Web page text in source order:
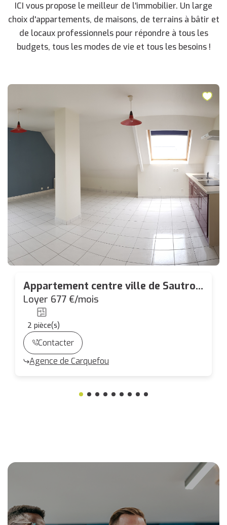
ICI vous propose le meilleur de l'immobilier. Un large
choix d'appartements, de maisons, de terrains à bâtir et
de locaux professionnels pour répondre à tous les
budgets, tous les modes de vie et tous les besoins !
Appartement centre ville de Sautron
T2 - 44.73 m² avec place parking
Loyer 677 €/mois
2 pièce(s)
Contacter
Agence de Carquefou